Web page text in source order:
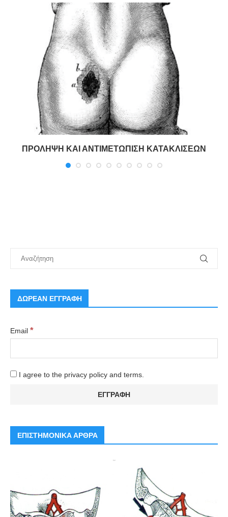
ΠΡΟΛΗΨΗ ΚΑΙ ΑΝΤΙΜΕΤΩΠΙΣΗ ΚΑΤΑΚΛΙΣΕΩΝ
ΔΩΡΕΑΝ ΕΓΓΡΑΦΗ
Email *
I agree to the privacy policy and terms.
ΕΠΙΣΤΗΜΟΝΙΚΑ ΑΡΘΡΑ